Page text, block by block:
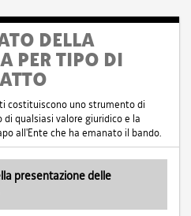
DELLA
PER TIPO DI
costituiscono uno strumento di
qualsiasi valore giuridico e la
all'Ente che ha emanato il bando.
presentazione delle